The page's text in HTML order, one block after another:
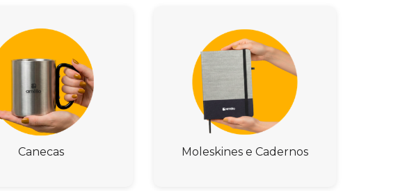
Canecas Moleskines e Cadernos